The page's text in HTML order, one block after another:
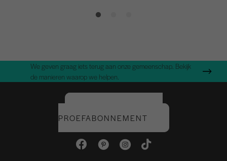
We geven graag iets terug aan onze gemeenschap. Bekijk
de manieren waarop we helpen.
PROEFABONNEMENT